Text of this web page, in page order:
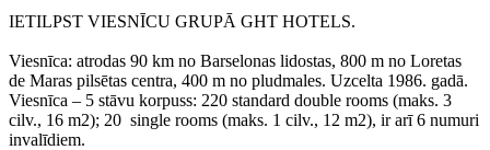
IETILPST VIESNĪCU GRUPĀ GHT HOTELS.
Viesnīca: atrodas 90 km no Barselonas lidostas, 800 m no Loretas
de Maras pilsētas centra, 400 m no pludmales. Uzcelta 1986. gadā.
Viesnīca – 5 stāvu korpuss: 220 standard double rooms (maks. 3
cilv., 16 m2); 20 single rooms (maks. 1 cilv., 12 m2), ir arī 6 numuri
invalīdiem.